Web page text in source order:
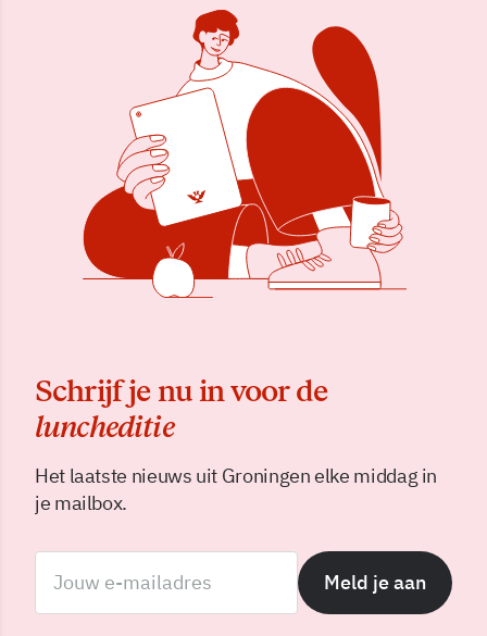
Schrijf je nu in voor de
luncheditie
Het laatste nieuws uit Groningen elke middag in
je mailbox.
Meld je aan